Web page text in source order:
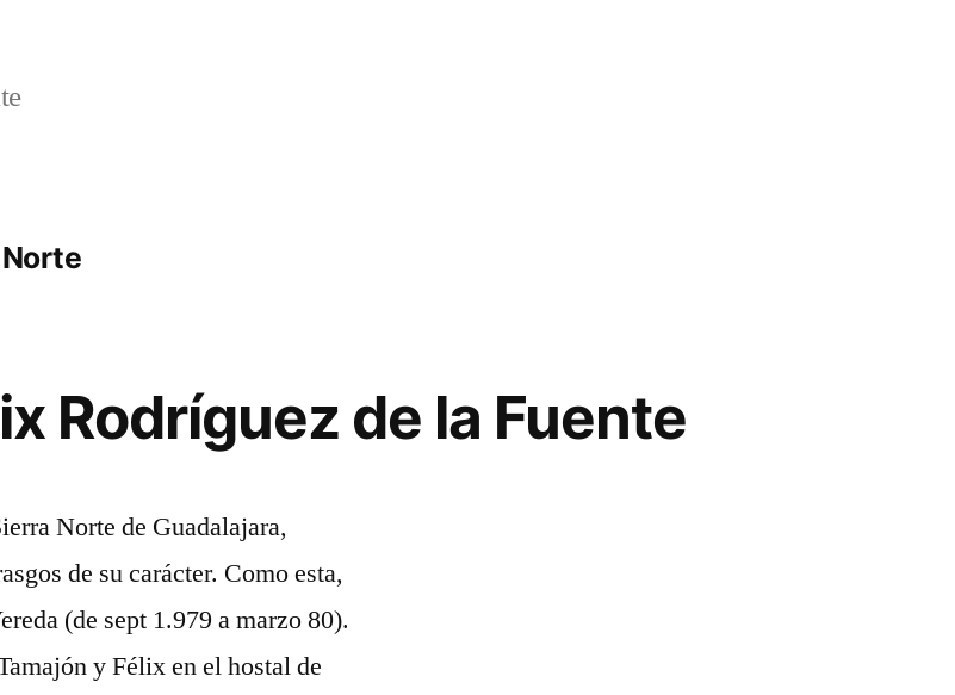
Rodríguez de la Fuente
Norte de Guadalajara,
de su carácter. Como esta,
(de sept 1.979 a marzo 80).
y Félix en el hostal de